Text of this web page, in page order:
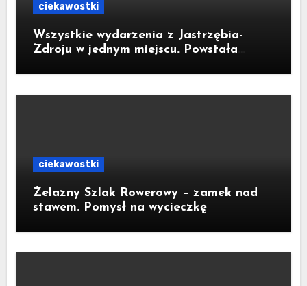
ciekawostki
Wszystkie wydarzenia z Jastrzębia-
Zdroju w jednym miejscu. Powstała
ciekawostki
Żelazny Szlak Rowerowy – zamek nad
stawem. Pomysł na wycieczkę